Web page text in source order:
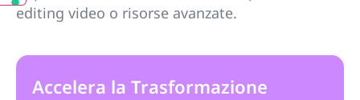
editing video o risorse avanzate.
Accelera la Trasformazione